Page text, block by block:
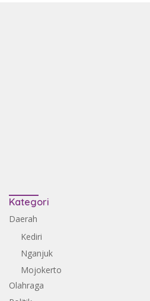
Kategori
Daerah
Kediri
Nganjuk
Mojokerto
Olahraga